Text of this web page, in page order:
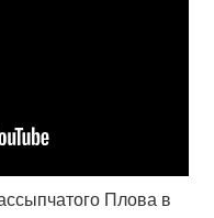
Плова в